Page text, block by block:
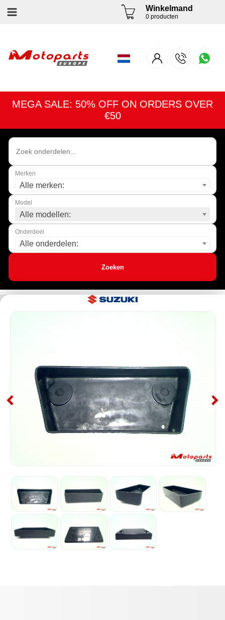
Winkelmand
0 producten
MEGA SALE: 50% OFF ON ORDERS OVER
€50
Merken
Alle merken:
Model
Alle modellen:
Onderdeel
Alle onderdelen:
Zoeken